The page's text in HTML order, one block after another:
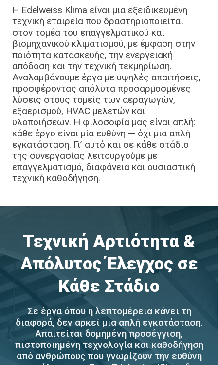
Η Edelweiss Klima είναι μια εξειδικευμένη
τεχνική εταιρεία που δραστηριοποιείται
στον τομέα του επαγγελματικού και
βιομηχανικού κλιματισμού, με έμφαση στην
ποιότητα κατασκευής, την ενεργειακή
απόδοση και την τεχνική τεκμηρίωση.
Αναλαμβάνουμε έργα με υψηλές απαιτήσεις,
προσφέροντας απόλυτα προσαρμοσμένες
λύσεις στους τομείς των αεραγωγών,
εξαερισμού, HVAC μελετών και
υλοποιήσεων. Η φιλοσοφία μας είναι απλή:
κάθε έργο είναι μία ευθύνη — όχι μια απλή
εγκατάσταση. Γι’ αυτό και σε κάθε στάδιο
της συνεργασίας λειτουργούμε με
επαγγελματισμό, διαφάνεια και ουσιαστική
τεχνική καθοδήγηση.
Τεχνική Αρτιότητα &
Απόλυτος Έλεγχος σε
Κάθε Στάδιο
Σε έργα όπου η λεπτομέρεια κάνει τη
διαφορά, δεν αρκεί μια απλή εγκατάσταση.
Απαιτείται δομημένη προσέγγιση,
πιστοποιημένη τεχνολογία και καθοδήγηση
από ανθρώπους που γνωρίζουν την ευθύνη